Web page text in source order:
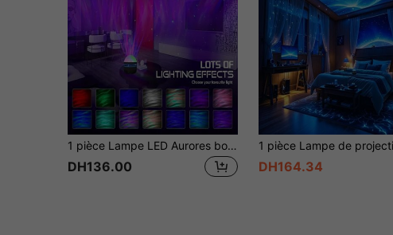
1 pièce Lampe LED Aurores boréales, Lumière d'ambiance ciel étoilé, Motif multicolore, Certains avec télécommande, Projecteur de galaxie étoilée, Veilleuse de chambre à coucher, Cinéma maison, Plafond, Décoration cadeau, Cadeau de fête, Camping, Décoration de mariage, Lumière d'ambiance romantique de nuit
DH136.00 DH164.34